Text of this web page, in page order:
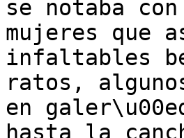
se notaba
mujeres que
infaltables
ratos,
en
hasta la